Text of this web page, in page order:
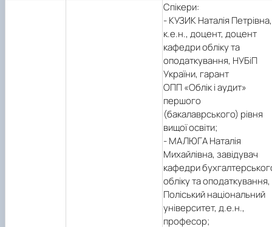
Спікери:
- КУЗИК Наталія Петрівна,
к.е.н., доцент, доцент
кафедри обліку та
оподаткування, НУБіП
України, гарант
ОПП «Облік і аудит»
першого
(бакалаврського) рівня
вищої освіти;
- МАЛЮГА Наталія
Михайлівна, завідувач
кафедри
обліку та оподаткування,
Поліський національний
університет, д.е.н.,
професор;